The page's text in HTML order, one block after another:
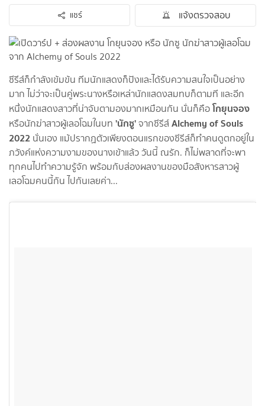
แชร์
แจ้งตรวจสอบ
ซีรีส์ก็กำลังเข้มข้น ทีมนักแสดงก็ปังและได้รับความสนใจเป็นอย่าง
มาก ไม่ว่าจะเป็นคู่พระนางหรือเหล่านักแสดงสมทบก็ตามที และอีก
หนึ่งนักแสดงสาวที่น่าจับตามองมากเหมือนกัน นั่นก็คือโกยุนจอง
หรือนักฆ่าสาวผู้เลอโฉมในบท 'นักซู'จากซีรีส์Alchemy of Souls
2022 นั่นเอง แม้ปรากฏตัวเพียงตอนแรกของซีรีส์ก็ทำคนดูตกอยู่ใน
ภวังค์แห่งความงามของนางเข้าแล้ว วันนี้ ณรัก. ก็ไม่พลาดที่จะพา
ทุกคนไปทำความรู้จัก พร้อมกับส่องผลงานของมือสังหารสาวผู้
เลอโฉมคนนี้กัน ไปกันเลยค่า...